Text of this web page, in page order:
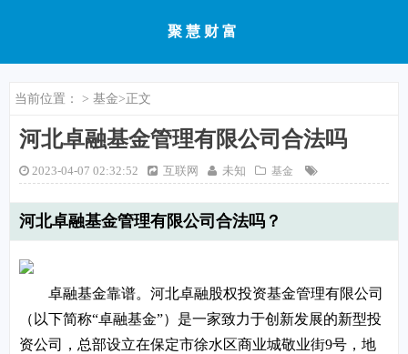
聚慧财富
当前位置： > 基金>正文
河北卓融基金管理有限公司合法吗
2023-04-07 02:32:52 互联网 未知 基金
河北卓融基金管理有限公司合法吗？
卓融基金靠谱。河北卓融股权投资基金管理有限公司
（以下简称“卓融基金”）是一家致力于创新发展的新型投
资公司，总部设立在保定市徐水区商业城敬业街9号，地